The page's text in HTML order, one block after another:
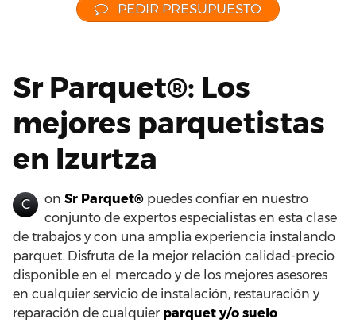
PEDIR PRESUPUESTO
Sr Parquet®: Los
mejores parquetistas
en Izurtza
C on Sr Parquet® puedes confiar en nuestro
conjunto de expertos especialistas en esta clase
de trabajos y con una amplia experiencia instalando
parquet. Disfruta de la mejor relación calidad-precio
disponible en el mercado y de los mejores asesores
en cualquier servicio de instalación, restauración y
reparación de cualquier parquet y/o suelo